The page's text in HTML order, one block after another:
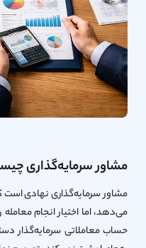
مشاور سرمایه‌گذاری
مشاور سرمایه‌گذاری نهادی است
می‌دهد، اما اختیار انجام معامله
حساب معاملاتی سرمایه‌گذار